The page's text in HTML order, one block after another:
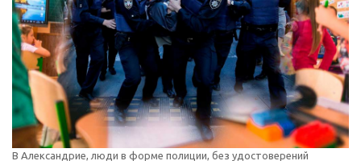
В Александрие, люди в форме полиции, без удостоверений